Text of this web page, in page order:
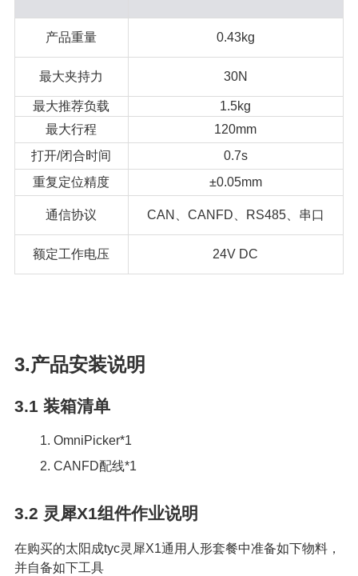
产品重量 0.43kg
最大夹持力 30N
最大推荐负载
1.5kg
最大行程
120mm
打开/闭合时间
0.7s
重复定位精度
±0.05mm
通信协议 CAN、CANFD、RS485、串口
额定工作电压 24V DC
3.产品安装说明
3.1 装箱清单
1. OmniPicker*1
2. CANFD配线*1
3.2 灵犀X1组件作业说明
在购买的太阳成tyc灵犀X1通用人形套餐中准备如下物料，
并自备如下工具